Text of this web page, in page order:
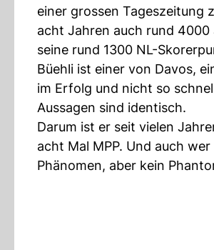
einer grossen Tageszeitung
acht Jahren auch rund 4000
seine rund 1300 NL-
Büehli ist einer von Davos,
im Erfolg und nicht so
Aussagen sind identisch.
Darum ist er seit vielen
acht Mal MPP. Und auch
Phänomen, aber kein